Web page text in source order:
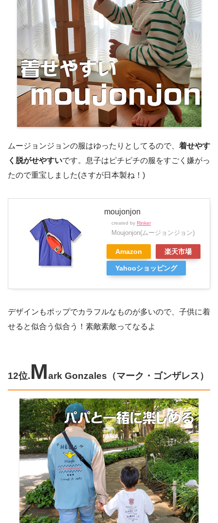
ムージョンジョンの服はゆったりとしてるので、 着せやす
く脱がせやすいです。息子はピチピチの服をすごく嫌がっ
たので重宝しました(さすが日本製ね！)
moujonjon
created by Rinker
Moujonjon(ムージョンジョン)
Amazon 楽天市場
Yahooショッピング
デザインもポップでカラフルなものが多いので、子供に着
せると似合う似合う！素敵素敵ってなるよ
12位.Mark Gonzales（マーク・ゴンザレス）